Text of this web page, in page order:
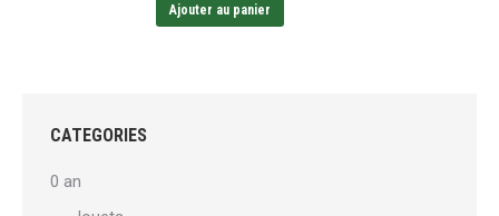
Ajouter au panier
CATEGORIES
0 an